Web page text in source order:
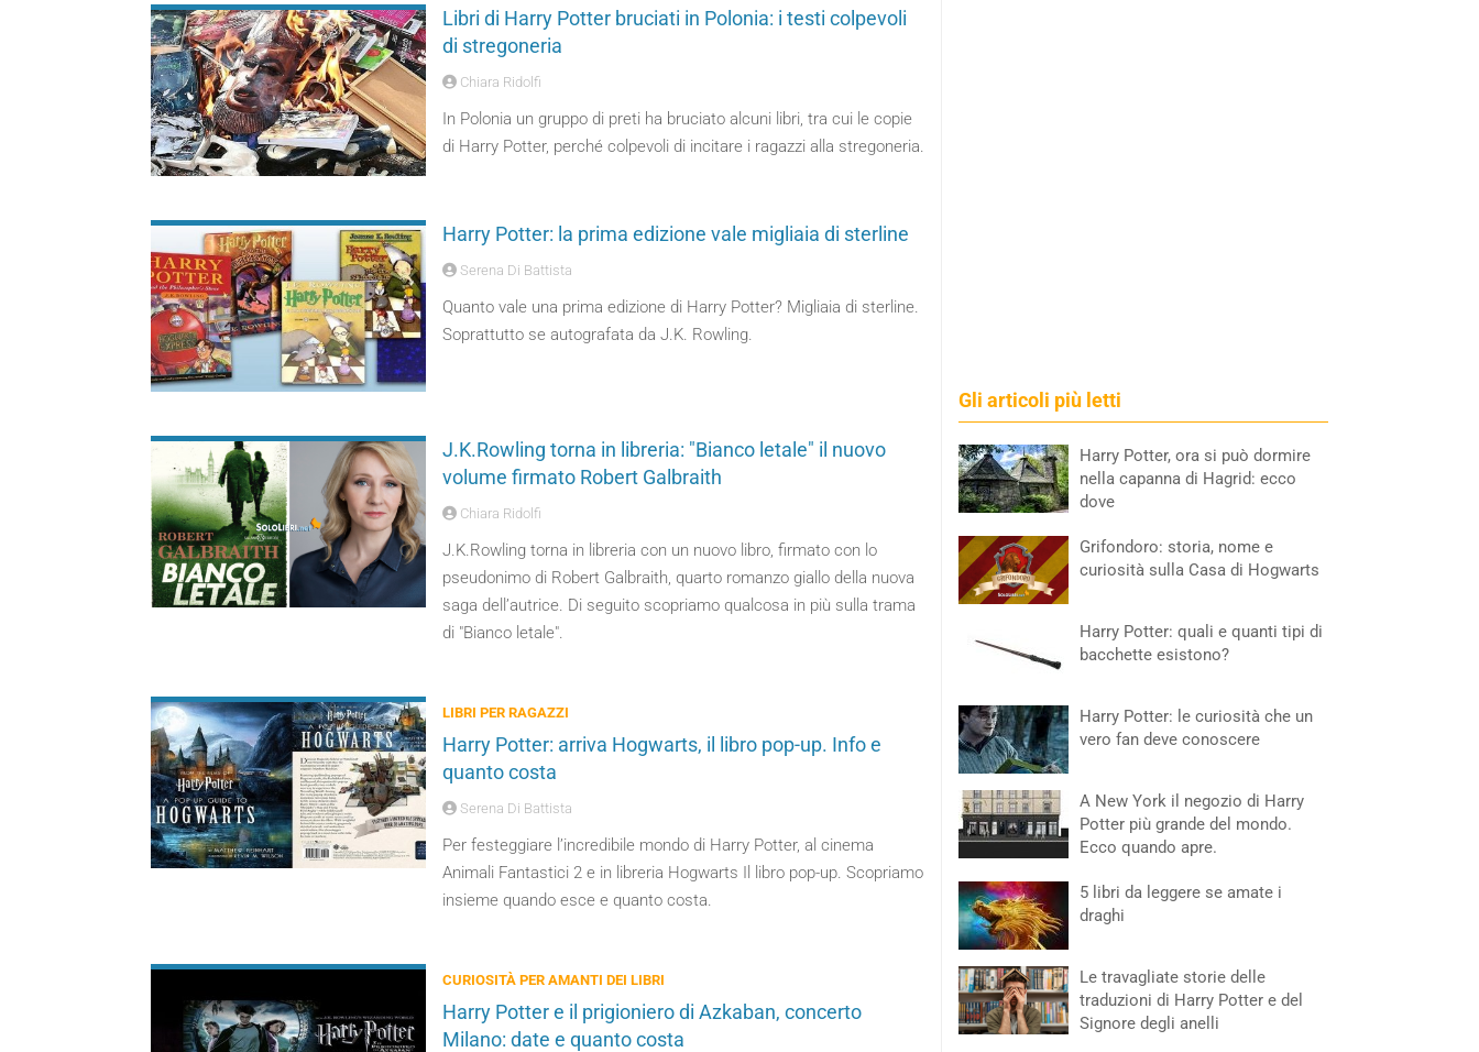
Libri di Harry Potter bruciati in Polonia: i testi colpevoli
di stregoneria
Chiara Ridolfi
In Polonia un gruppo di preti ha bruciato alcuni libri, tra cui le copie
di Harry Potter, perché colpevoli di incitare i ragazzi alla stregoneria.
Harry Potter: la prima edizione vale migliaia di sterline
Serena Di Battista
Quanto vale una prima edizione di Harry Potter? Migliaia di sterline.
Soprattutto se autografata da J.K. Rowling.
J.K.Rowling torna in libreria: "Bianco letale" il nuovo
volume firmato Robert Galbraith
Chiara Ridolfi
J.K.Rowling torna in libreria con un nuovo libro, firmato con lo
pseudonimo di Robert Galbraith, quarto romanzo giallo della nuova
saga dell’autrice. Di seguito scopriamo qualcosa in più sulla trama
di "Bianco letale".
LIBRI PER RAGAZZI
Harry Potter: arriva Hogwarts, il libro pop-up. Info e
quanto costa
Serena Di Battista
Per festeggiare l’incredibile mondo di Harry Potter, al cinema
Animali Fantastici 2 e in libreria Hogwarts Il libro pop-up. Scopriamo
insieme quando esce e quanto costa.
CURIOSITÀ PER AMANTI DEI LIBRI
Harry Potter e il prigioniero di Azkaban, concerto
Milano: date e quanto costa
Gli articoli più letti
Harry Potter, ora si può dormire
nella capanna di Hagrid: ecco
dove
Grifondoro: storia, nome e
curiosità sulla Casa di Hogwarts
Harry Potter: quali e quanti tipi di
bacchette esistono?
Harry Potter: le curiosità che un
vero fan deve conoscere
A New York il negozio di Harry
Potter più grande del mondo.
Ecco quando apre.
5 libri da leggere se amate i
draghi
Le travagliate storie delle
traduzioni di Harry Potter e del
Signore degli anelli